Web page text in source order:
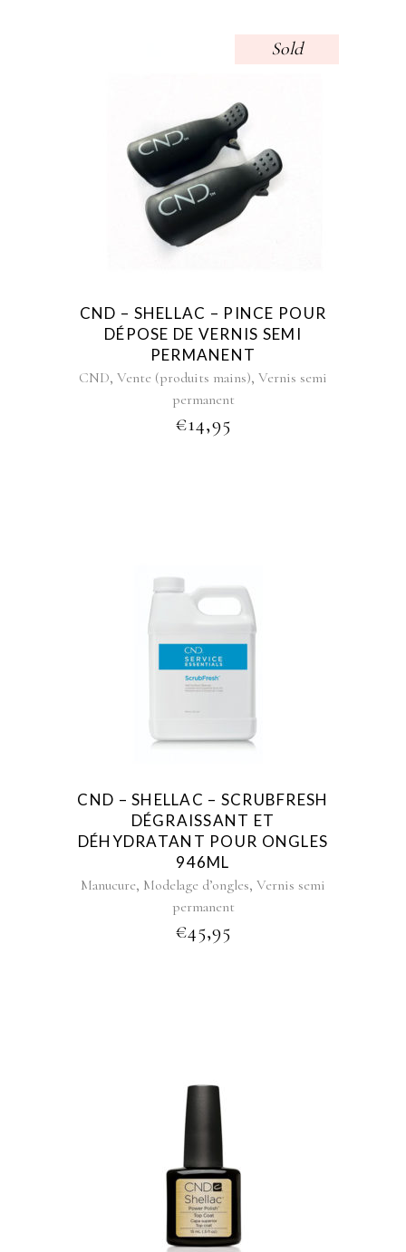
Sold
CND – SHELLAC – PINCE POUR
DÉPOSE DE VERNIS SEMI
PERMANENT
CND, Vente (produits mains), Vernis semi
permanent
€14,95
CND – SHELLAC – SCRUBFRESH
DÉGRAISSANT ET
DÉHYDRATANT POUR ONGLES
946ML
Manucure, Modelage d’ongles, Vernis semi
permanent
€45,95